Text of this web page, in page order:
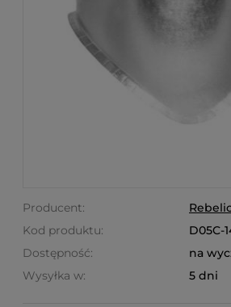
Producent:
Kod produktu:
D05C-
Dostępność:
na
Wysyłka w:
5 dni